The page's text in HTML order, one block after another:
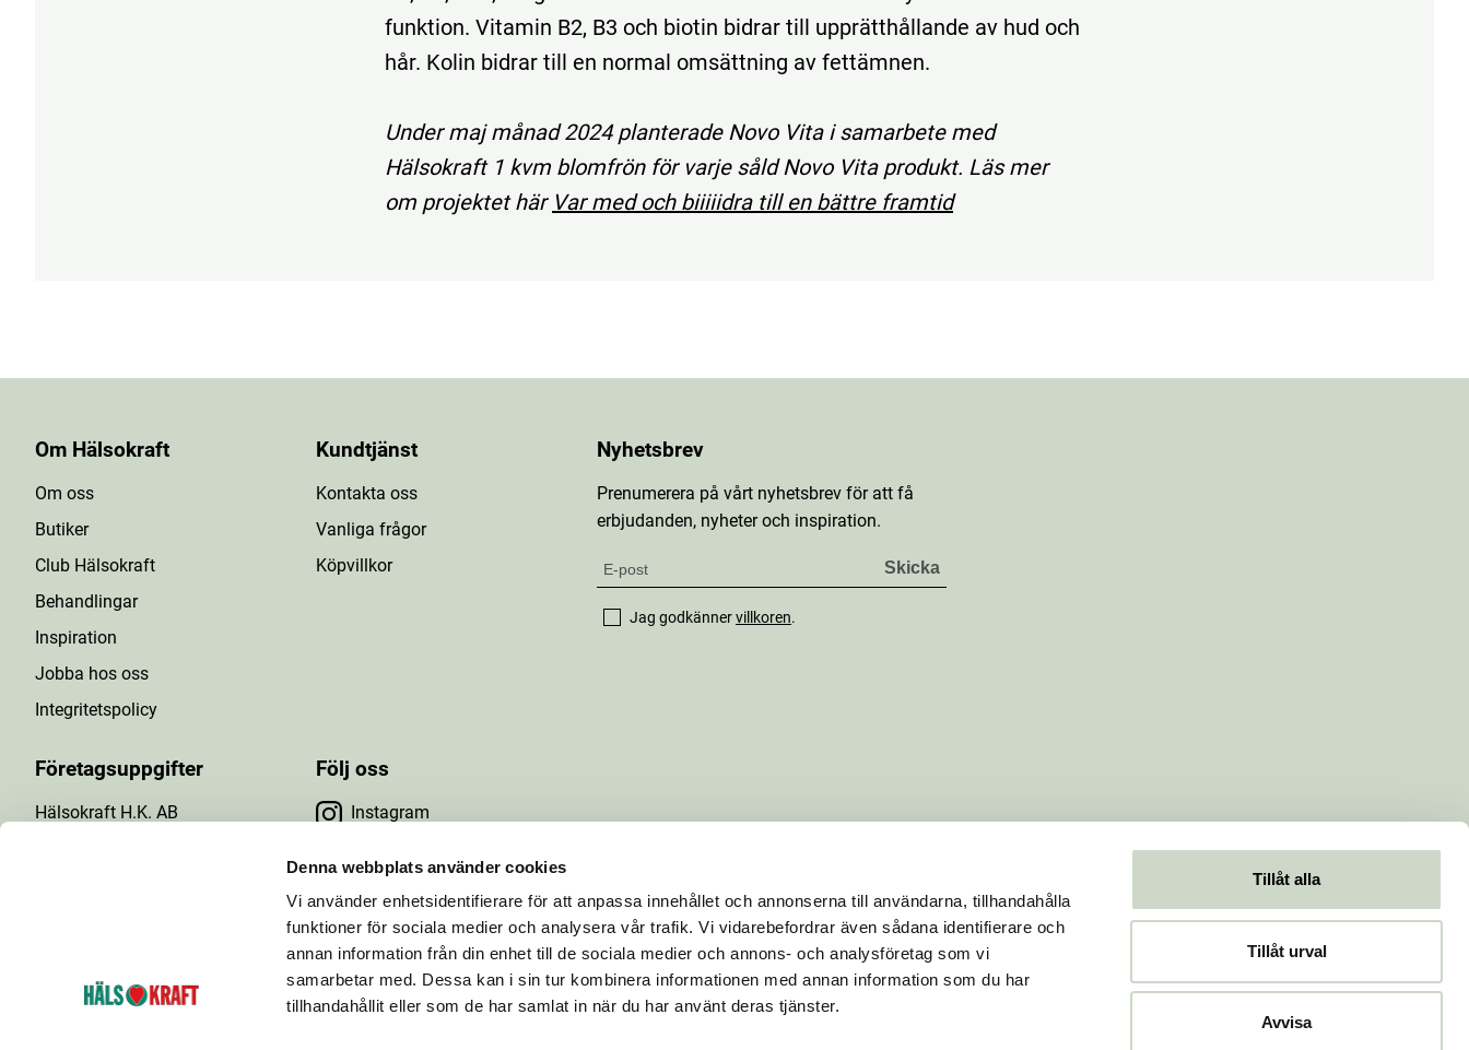
Denna webbplats använder cookies
Vi använder enhetsidentifierare för att anpassa innehållet och annonserna till användarna, tillhandahålla
funktioner för sociala medier och analysera vår trafik. Vi vidarebefordrar även sådana identifierare och
annan information från din enhet till de sociala medier och annons- och analysföretag som vi
samarbetar med. Dessa kan i sin tur kombinera informationen med annan information som du har
tillhandahållit eller som de har samlat in när du har använt deras tjänster.
Tillåt alla
Tillåt urval
Avvisa
funktion. Vitamin B2, B3 och biotin bidrar till upprätthållande av hud och
hår. Kolin bidrar till en normal omsättning av fettämnen.
Under maj månad 2024 planterade Novo Vita i samarbete med
Hälsokraft 1 kvm blomfrön för varje såld Novo Vita produkt. Läs mer
om projektet här Var med och biiiiidra till en bättre framtid
Om Hälsokraft
Om oss
Butiker
Club Hälsokraft
Behandlingar
Inspiration
Jobba hos oss
Integritetspolicy
Kundtjänst
Kontakta oss
Vanliga frågor
Köpvillkor
Företagsuppgifter
Hälsokraft H.K. AB
Följ oss
Instagram
Facebook
YouTube
Nyhetsbrev
Prenumerera på vårt nyhetsbrev för att få
erbjudanden, nyheter och inspiration.
Jag godkännervillkoren.